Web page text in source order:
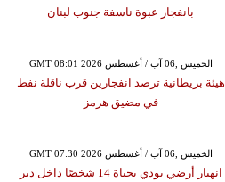
بانفجار عبوة ناسفة جنوب لبنان
GMT 08:01 2026 الخميس ,06 آب / أغسطس
هيئة بريطانية ترصد انفجارين قرب ناقلة نفط
في مضيق هرمز
GMT 07:30 2026 الخميس ,06 آب / أغسطس
انهيار أرضي يودي بحياة 14 شخصًا داخل دير